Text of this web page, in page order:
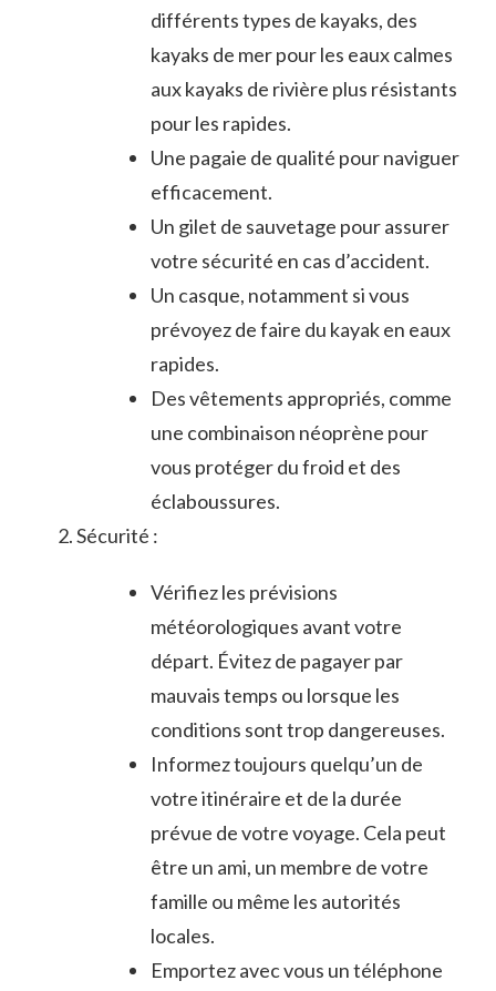
différents‌ types de kayaks,⁢ des
kayaks⁣ de mer pour les eaux ⁢calmes
aux kayaks de rivière plus résistants
pour les rapides.
Une pagaie de⁤ qualité pour naviguer
‌efficacement.
Un gilet‍ de sauvetage pour assurer
votre sécurité ⁢en cas d’accident.
Un casque, notamment si vous
prévoyez de faire du kayak en ⁤eaux
rapides.
Des vêtements appropriés,‌ comme‌
une combinaison néoprène pour
vous protéger du froid ⁢et des
éclaboussures.
Sécurité :
Vérifiez les prévisions
météorologiques avant ‍votre
départ. Évitez de pagayer par
mauvais temps ou lorsque les
conditions sont trop dangereuses.
Informez⁢ toujours quelqu’un de
‍votre itinéraire et de la durée
prévue de votre voyage. Cela peut
être⁣ un ami, un membre⁣ de votre
famille ​ou‍ même les autorités
locales.
Emportez avec ⁣vous un téléphone